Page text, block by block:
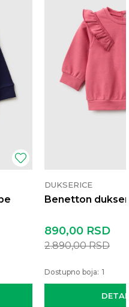
DUKSERICE
Benetton
890,00 RSD
2.890,00RSD
Dostupno boja: 1